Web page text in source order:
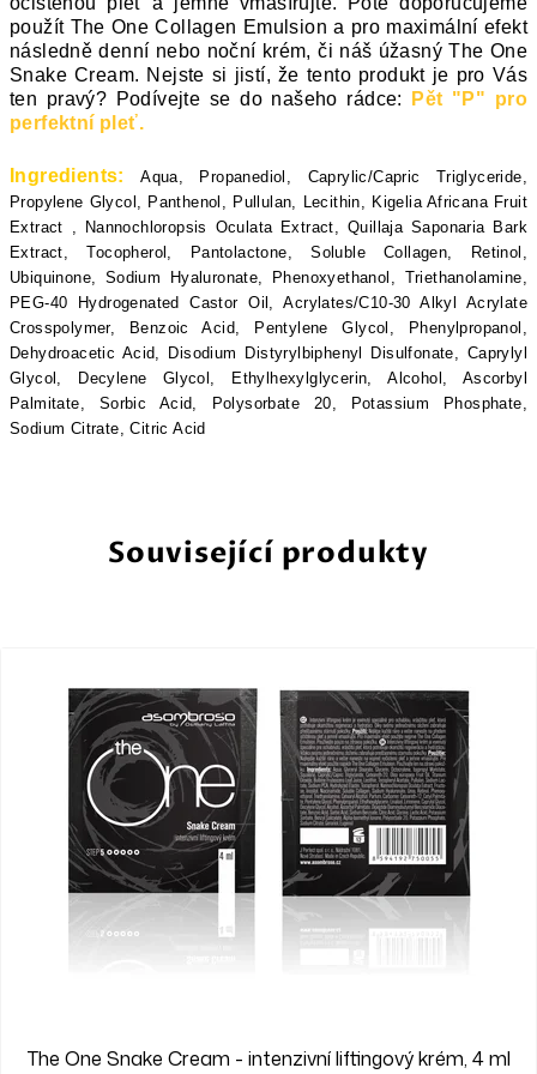
použít The One Collagen Emulsion a pro maximální efekt
následně denní nebo noční krém, či náš úžasný The One
Snake Cream. Nejste si jistí, že tento produkt je pro Vás
ten pravý? Podívejte se do našeho rádce:
Pět "P" pro
perfektní pleť.
Ingredients:Aqua, Propanediol, Caprylic/Capric Triglyceride,
Propylene Glycol, Panthenol, Pullulan, Lecithin, Kigelia Africana Fruit
Extract , Nannochloropsis Oculata Extract, Quillaja Saponaria Bark
Extract, Tocopherol, Pantolactone, Soluble Collagen, Retinol,
Ubiquinone, Sodium Hyaluronate, Phenoxyethanol, Triethanolamine,
PEG-40 Hydrogenated Castor Oil, Acrylates/C10-30 Alkyl Acrylate
Crosspolymer, Benzoic Acid, Pentylene Glycol, Phenylpropanol,
Dehydroacetic Acid, Disodium Distyrylbiphenyl Disulfonate, Caprylyl
Glycol, Decylene Glycol, Ethylhexylglycerin, Alcohol, Ascorbyl
Palmitate, Sorbic Acid, Polysorbate 20, Potassium Phosphate,
Sodium Citrate, Citric Acid
Související produkty
The One Snake Cream - intenzivní liftingový krém, 4 ml